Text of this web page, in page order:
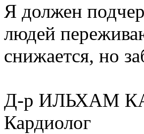
Я должен
людей
снижается, но
Д-р ИЛЬХАМ
Кардиолог